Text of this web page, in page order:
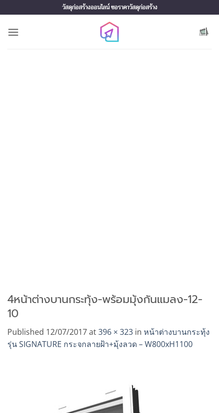
to
content
วัสดุก่อสร้างออนไลน์ ขอราคาวัสดุก่อสร้าง
4หน้าต่างบานกระทุ้ง-พร้อมมุ้งกันแมลง-12-
10
Published 12/07/2017at396 × 323 in หน้าต่างบานกระทุ้ง
รุ่น SIGNATURE กระจกลายฝ้า+มุ้งลวด – W800xH1100